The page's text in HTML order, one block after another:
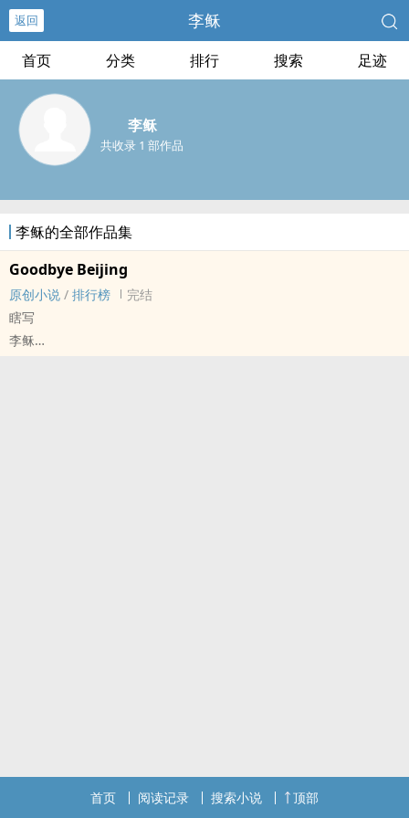
返回 李稣
首页 分类 排行 搜索 足迹
李稣
共收录 1 部作品
李稣的全部作品集
Goodbye Beijing
原创小说 / 排行榜
完结
瞎写
李稣
首页 阅读记录 搜索小说 顶部